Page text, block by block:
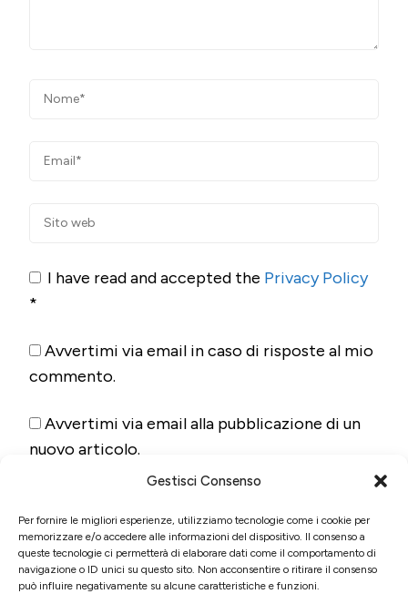
Gestisci Consenso
Per fornire le migliori esperienze, utilizziamo tecnologie come i cookie per
memorizzare e/o accedere alle informazioni del dispositivo. Il consenso a
queste tecnologie ci permetterà di elaborare dati come il comportamento di
navigazione o ID unici su questo sito. Non acconsentire o ritirare il consenso
può influire negativamente su alcune caratteristiche e funzioni.
I have read and accepted the Privacy Policy
*
Avvertimi via email in caso di risposte al mio
commento.
Avvertimi via email alla pubblicazione di un
nuovo articolo.